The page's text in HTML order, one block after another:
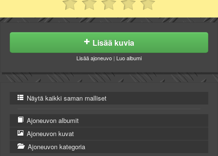
Lisää kuvia
Lisää ajoneuvo | Luo albumi
Näytä kaikki saman malliset
Ajoneuvon albumit
Ajoneuvon kuvat
Ajoneuvon kategoria